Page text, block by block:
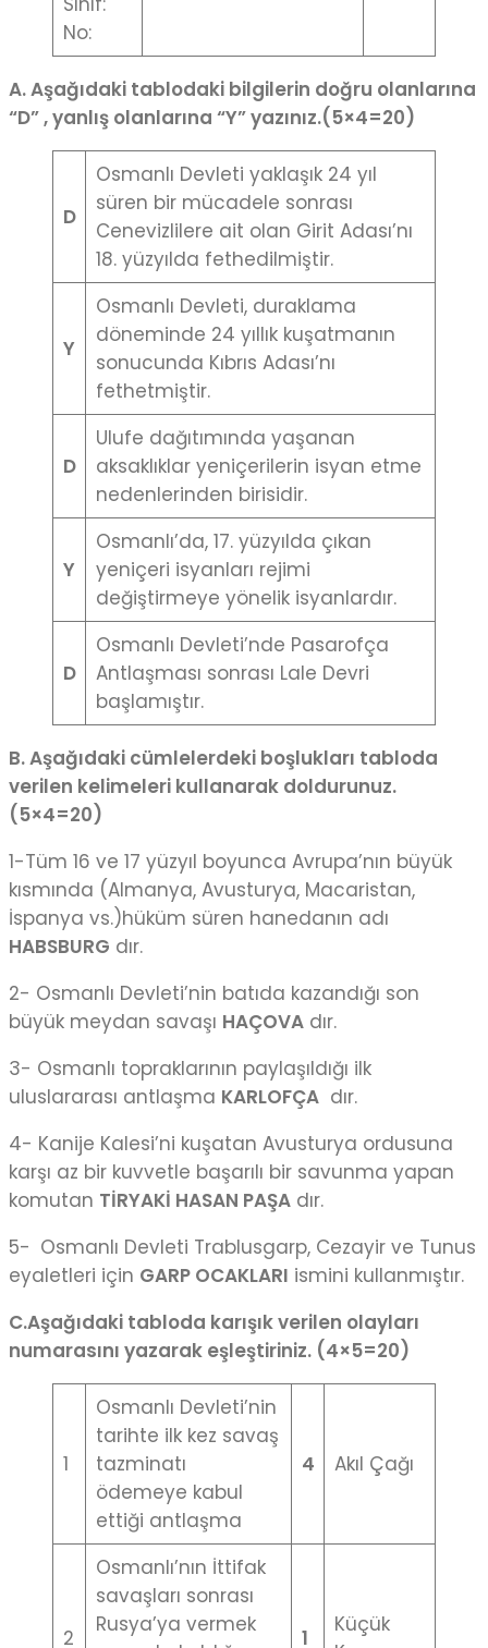
No:
A. Aşağıdaki tablodaki bilgilerin doğru olanlarına
“D” , yanlış olanlarına “Y” yazınız.(5×4=20)
D
Osmanlı Devleti yaklaşık 24 yıl
süren bir mücadele sonrası
Cenevizlilere ait olan Girit Adası’nı
18. yüzyılda fethedilmiştir.
Y
Osmanlı Devleti, duraklama
döneminde 24 yıllık kuşatmanın
sonucunda Kıbrıs Adası’nı
fethetmiştir.
D
Ulufe dağıtımında yaşanan
aksaklıklar yeniçerilerin isyan etme
nedenlerinden birisidir.
Y
Osmanlı’da, 17. yüzyılda çıkan
yeniçeri isyanları rejimi
değiştirmeye yönelik isyanlardır.
D
Osmanlı Devleti’nde Pasarofça
Antlaşması sonrası Lale Devri
başlamıştır.
B. Aşağıdaki cümlelerdeki boşlukları tabloda
verilen kelimeleri kullanarak doldurunuz.
(5×4=20)
1-Tüm 16 ve 17 yüzyıl boyunca Avrupa’nın büyük
kısmında (Almanya, Avusturya, Macaristan,
İspanya vs.)hüküm süren hanedanın adı
HABSBURG dır.
2- Osmanlı Devleti’nin batıda kazandığı son
büyük meydan savaşı HAÇOVA dır.
3- Osmanlı topraklarının paylaşıldığı ilk
uluslararası antlaşma KARLOFÇA dır.
4- Kanije Kalesi’ni kuşatan Avusturya ordusuna
karşı az bir kuvvetle başarılı bir savunma yapan
komutan TİRYAKİ HASAN PAŞA dır.
5- Osmanlı Devleti Trablusgarp, Cezayir ve Tunus
eyaletleri için GARP OCAKLARI ismini kullanmıştır.
C.Aşağıdaki tabloda karışık verilen olayları
numarasını yazarak eşleştiriniz. (4×5=20)
1
Osmanlı Devleti’nin
tarihte ilk kez savaş
tazminatı
ödemeye kabul
ettiği antlaşma
4 Akıl Çağı
2
Osmanlı’nın İttifak
savaşları sonrası
Rusya’ya vermek
1
Küçük